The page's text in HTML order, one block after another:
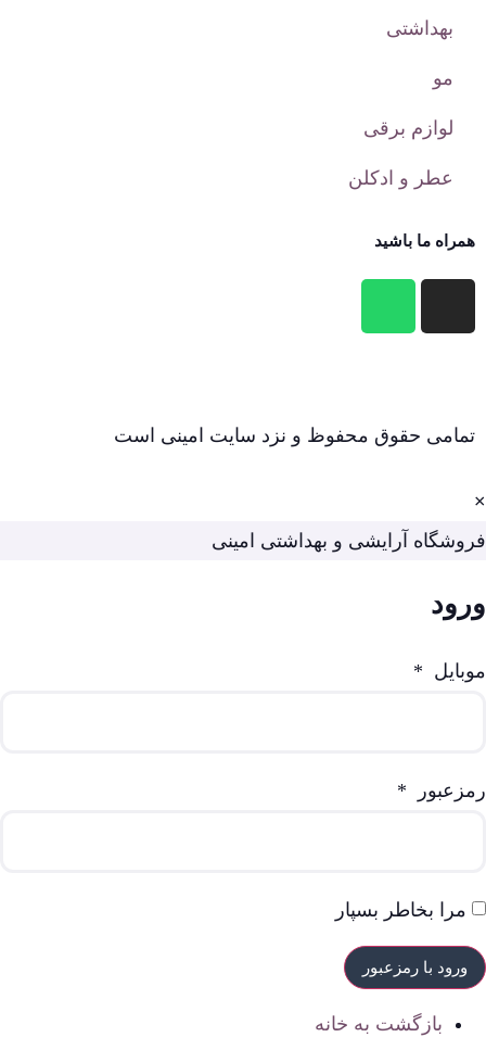
بهداشتی
مو
لوازم برقی
عطر و ادکلن
همراه ما باشید
تمامی حقوق محفوظ و نزد سایت امینی است
×
فروشگاه آرایشی و بهداشتی امینی
ورود
موبایل *
رمزعبور *
مرا بخاطر بسپار
بازگشت به خانه